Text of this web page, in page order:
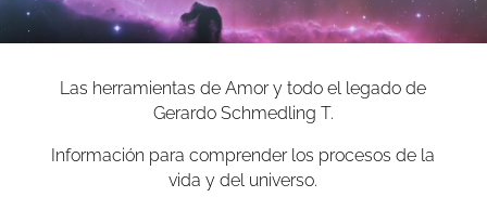
Las herramientas de Amor y todo el legado de
Gerardo Schmedling T.
Información para comprender los procesos de la
vida y del universo.